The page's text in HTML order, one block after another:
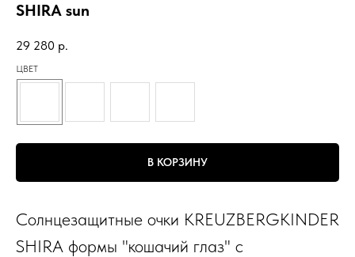
SHIRA sun
29 280 р.
ЦВЕТ
В КОРЗИНУ
Солнцезащитные очки KREUZBERGKINDER
SHIRA формы "кошачий глаз" с